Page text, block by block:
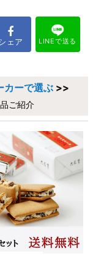
ェア LINEで送る
カーで選ぶ >>
ご紹介